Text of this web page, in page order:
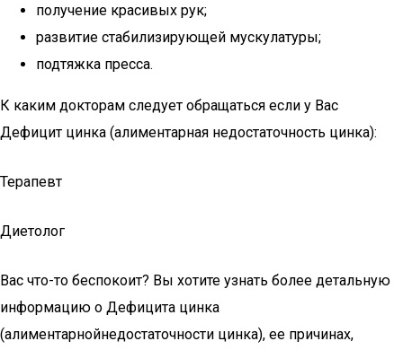
получение красивых рук;
развитие стабилизирующей мускулатуры;
подтяжка пресса.
К каким докторам следует обращаться если у Вас
Дефицит цинка (алиментарная недостаточность цинка):
Терапевт
Диетолог
Вас что-то беспокоит? Вы хотите узнать более детальную
информацию о Дефицита цинка
(алиментарнойнедостаточности цинка), ее причинах,